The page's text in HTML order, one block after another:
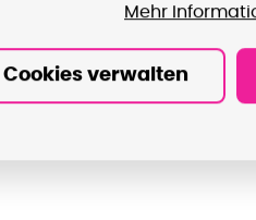
Mehr
Cookies verwalten